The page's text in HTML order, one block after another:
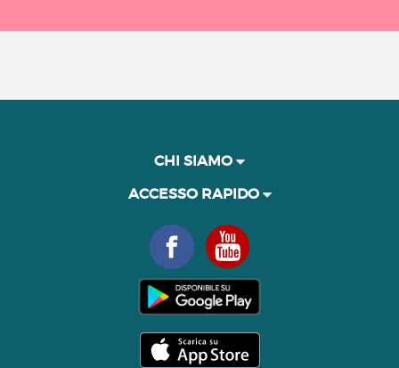
CHI SIAMO
ACCESSO RAPIDO